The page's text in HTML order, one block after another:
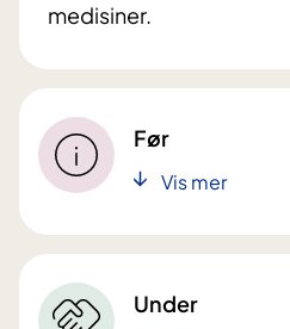
medisiner.
Før
Vis mer
Under